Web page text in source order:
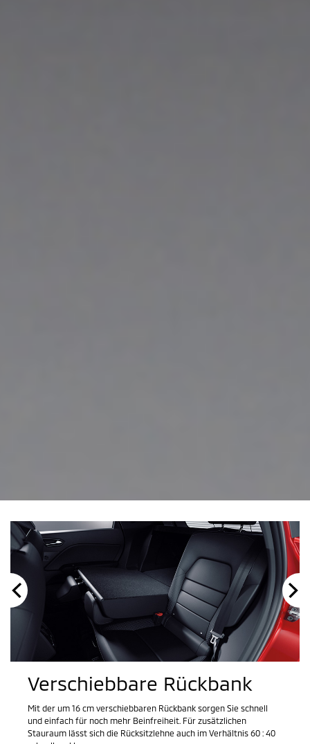
Verschiebbare Rückbank
Mit der um 16 cm verschiebbaren Rückbank sorgen Sie schnell
und einfach für noch mehr Beinfreiheit. Für zusätzlichen
Stauraum lässt sich die Rücksitzlehne auch im Verhältnis 60 : 40